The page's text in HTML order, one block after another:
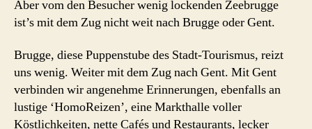
Aber vom den Besucher wenig lockenden Zeebrugge
ist’s mit dem Zug nicht weit nach Brugge oder Gent.
Brugge, diese Puppenstube des Stadt-Tourismus, reizt
uns wenig. Weiter mit dem Zug nach Gent. Mit Gent
verbinden wir angenehme Erinnerungen, ebenfalls an
lustige ‘HomoReizen’, eine Markthalle voller
Köstlichkeiten, nette Cafés und Restaurants, lecker